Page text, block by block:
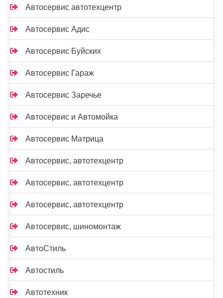
Автосервис автотехцентр
Автосервис Адис
Автосервис Буйских
Автосервис Гараж
Автосервис Заречье
Автосервис и Автомойка
Автосервис Матрица
Автосервис, автотехцентр
Автосервис, автотехцентр
Автосервис, автотехцентр
Автосервис, шиномонтаж
АвтоСтиль
Автостиль
Автотехник